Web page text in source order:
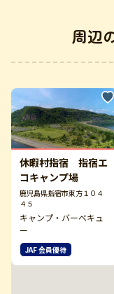
周辺
休暇村指宿 指宿エ
コキャンプ場
鹿児島県指宿市東方１０４
４５
キャンプ・バーベキュ
ー
JAF 会員優待